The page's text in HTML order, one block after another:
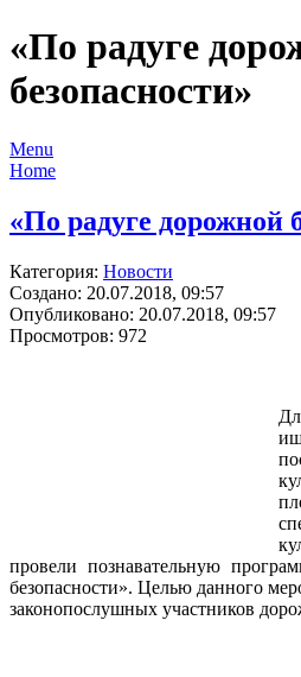
«По радуге
безопасности»
Menu
Home
«По радуге дорожной
Категория: Новости
Создано: 20.07.2018, 09:57
Опубликовано: 20.07.2018, 09:57
Просмотров: 972
провели познавательную
безопасности». Целью данного
законопослушных участников